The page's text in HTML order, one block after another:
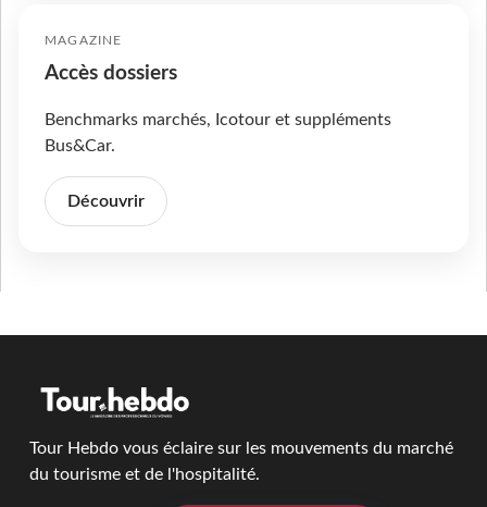
MAGAZINE
Accès dossiers
Benchmarks marchés, Icotour et suppléments
Bus&Car.
Découvrir
Tour Hebdo vous éclaire sur les mouvements du marché
du tourisme et de l'hospitalité.